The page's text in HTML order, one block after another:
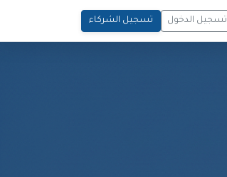
تسجيل الدخول تسجيل الشركاء